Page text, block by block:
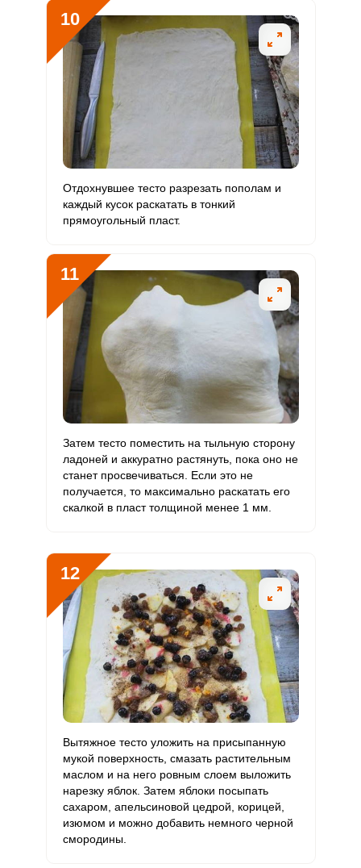
10
Отдохнувшее тесто разрезать пополам и
каждый кусок раскатать в тонкий
прямоугольный пласт.
11
Затем тесто поместить на тыльную сторону
ладоней и аккуратно растянуть, пока оно не
станет просвечиваться. Если это не
получается, то максимально раскатать его
скалкой в пласт толщиной менее 1 мм.
12
Вытяжное тесто уложить на присыпанную
мукой поверхность, смазать растительным
маслом и на него ровным слоем выложить
нарезку яблок. Затем яблоки посыпать
сахаром, апельсиновой цедрой, корицей,
изюмом и можно добавить немного черной
смородины.